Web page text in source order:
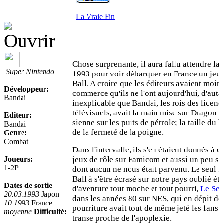
La Vraie Fin
Super Nintendo
Développeur:
Bandai
Editeur:
Bandai
Genre:
Combat
Joueurs:
1-2P
Dates de sortie
20.03.1993 Japon
10.1993 France
moyenne Difficulté:
Chose surprenante, il aura fallu attendre
1993 pour voir débarquer en France un
Ball. A croire que les éditeurs avaient
commerce qu'ils ne l'ont aujourd'hui,
inexplicable que Bandai, les rois des
télévisuels, avait la main mise sur Dragon
sienne sur les puits de pétrole; la taille du
de la fermeté de la poigne.
Dans l'intervalle, ils s'en étaient donnés à
jeux de rôle sur Famicom et aussi un peu
dont aucun ne nous était parvenu. Le
Ball à s'être écrasé sur notre pays oublié
d'aventure tout moche et tout pourri, Le
dans les années 80 sur NES, qui en dépit
pourriture avait tout de même jeté les fans
transe proche de l'apoplexie.